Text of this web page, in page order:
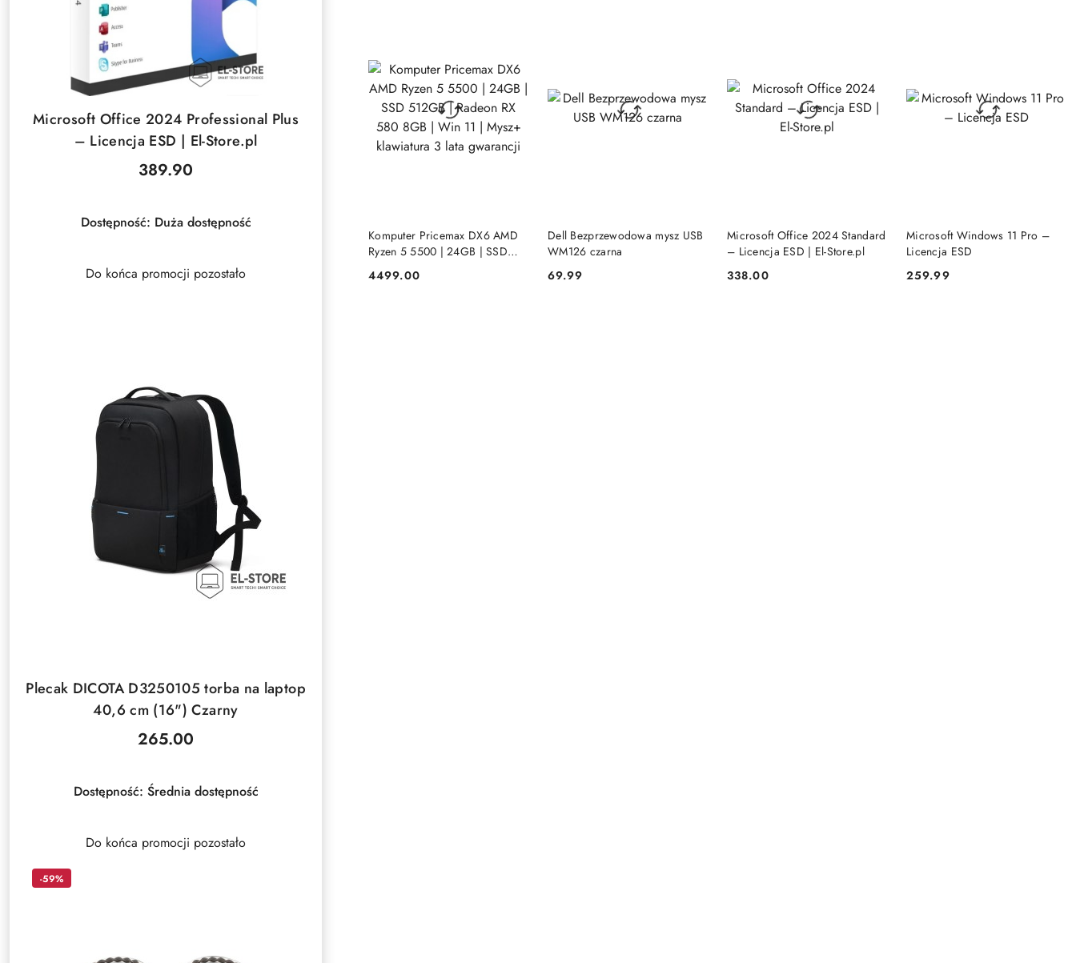
Microsoft Office 2024 Professional Plus
– Licencja ESD | El-Store.pl
Cena:
389.90
Dostępność: Duża dostępność
Do końca promocji pozostało
Plecak DICOTA D3250105 torba na laptop
40,6 cm (16") Czarny
Cena:
265.00
DO KOSZYKA
Dostępność: Średnia dostępność
Do końca promocji pozostało
-59%
Komputer Pricemax DX6 AMD
Ryzen 5 5500 | 24GB | SSD
Win 11 | Mysz+ klawiatura 3 lata
Cena:
4499.00
DO KOSZYKA
Dell Bezprzewodowa mysz USB
WM126 czarna
Cena:
69.99
DO KOSZYKA
Microsoft Office 2024 Standard
– Licencja ESD | El-Store.pl
Cena:
338.00
DO KOSZYKA
Microsoft Windows 11 Pro –
Licencja ESD
Cena:
259.99
DO KOSZYKA